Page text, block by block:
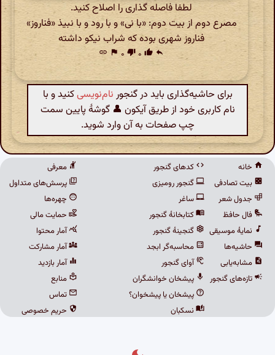
لطفا فاصله گذاری را اصلاح کنید.
مصرع دوم از بیت دوم: «با نی» و با رود و با نبیذ «فناروز»
فناروز شهری بوده که شراب نیکو داشته
reply
thumb_up ۰ thumb_down ۰ flag
link
برای حاشیه‌گذاری باید در گنجور نام‌نویسیکنید و با
نام کاربری خود از طریق آیکون 👤 گوشهٔ پایین سمت
چپ صفحات به آن وارد شوید.
خانه
بیت تصادفی
جدول شعر
فال حافظ
نمایهٔ موسیقی
حاشیه‌ها
مشابه‌یابی
تازه‌های گنجور
کدهای گنجور
گنجور رومیزی
ساغر
کتابخانهٔ گنجور
گنجینهٔ گنجور
محاسبه‌گر ابجد
آوای گنجور
پیشخان خوانشگران
پیشخان یا پیشخوان؟
نسکبان
معرفی
پرسش‌های متداول
چهره‌ها
حمایت مالی
آمار محتوا
آمار مشارکت
آمار بازدید
منابع
تماس
حریم خصوصی